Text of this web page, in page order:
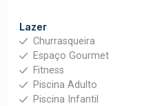
Lazer
Churrasqueira
Espaço Gourmet
Fitness
Piscina Adulto
Piscina Infantil